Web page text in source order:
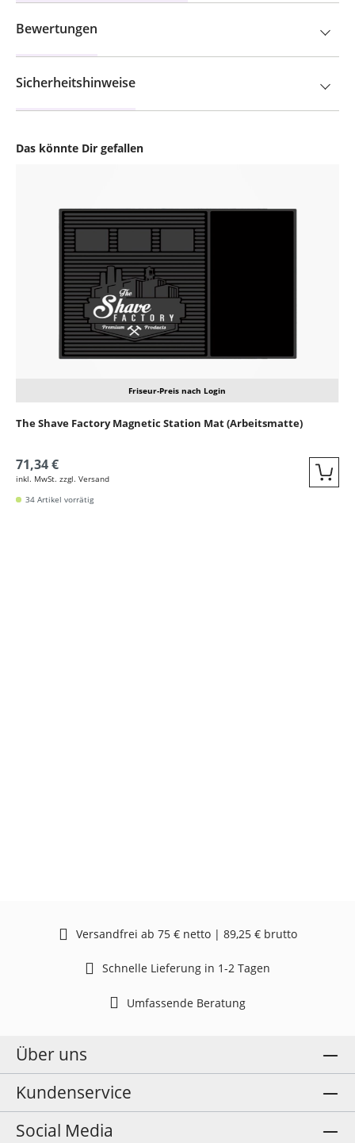
Das könnte Dir gefallen
Friseur-Preis nach Login
The Shave Factory Magnetic Station Mat (Arbeitsmatte)
71,34 €
inkl. MwSt. zzgl. Versand
34 Artikel vorrätig
Bewertungen
Sicherheitshinweise
Versandfrei ab 75 € netto | 89,25 € brutto
Schnelle Lieferung in 1-2 Tagen
Umfassende Beratung
Über uns
Kundenservice
Social Media